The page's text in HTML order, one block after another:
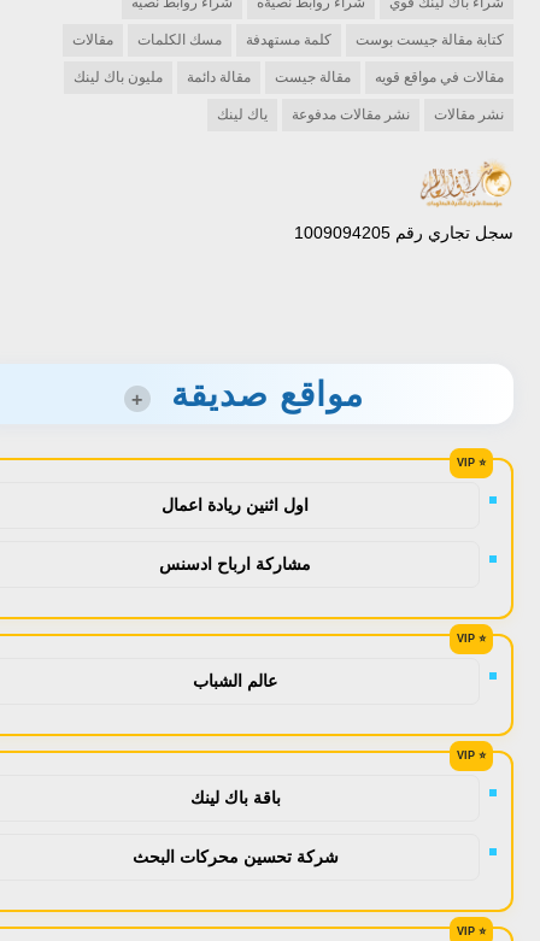
كتابة مقالة جيست بوست كلمة مستهدفة مسك الكلمات مقالات
مقالات في مواقع قويه مقالة جيست مقالة دائمة مليون باك لينك
نشر مقالات نشر مقالات مدفوعة ياك لينك
سجل تجاري رقم 1009094205
مواقع صديقة +
اول اثنين ريادة اعمال
مشاركة ارباح ادسنس
عالم الشباب
باقة باك لينك
شركة تحسين محركات البحث